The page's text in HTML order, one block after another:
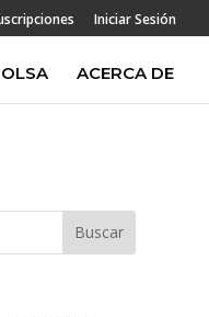
Iniciar Sesión
ACERCA DE